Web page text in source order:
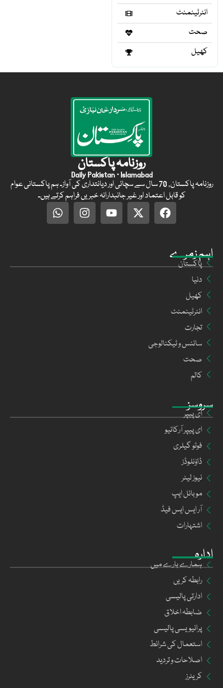
انٹرٹینمنٹ
صحت
کھیل
ادارہ
ہمارے بارے میں
رابطہ کریں
ادارتی پالیسی
ضابطہ اخلاق
پرائیویسی پالیسی
استعمال کی شرائط
اصلاحات و تردید
کریئرز
سروسز
ای پیپر
ای پیپر آرکائیو
فوٹو گیلری
ڈاؤنلوڈز
نیوز لیٹر
موبائل ایپ
آر ایس ایس فیڈ
اشتہارات
اہم زمرے
پاکستان
دنیا
کھیل
انٹرٹینمنٹ
تجارت
سائنس و ٹیکنالوجی
صحت
کالم
روزنامہ پاکستان
Daily Pakistan · Islamabad
روزنامہ پاکستان, 70 سال سے سچائی اور دیانتداری کی آواز۔ ہم پاکستانی عوام
کو قابل اعتماد اور غیر جانبدارانہ خبریں فراہم کرتے ہیں۔